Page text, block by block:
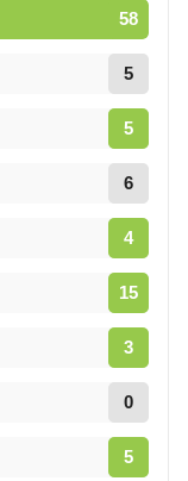
58
5
5
6
4
15
3
0
5